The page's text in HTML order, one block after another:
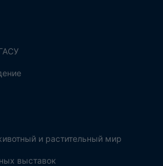
и растительный мир
выставок